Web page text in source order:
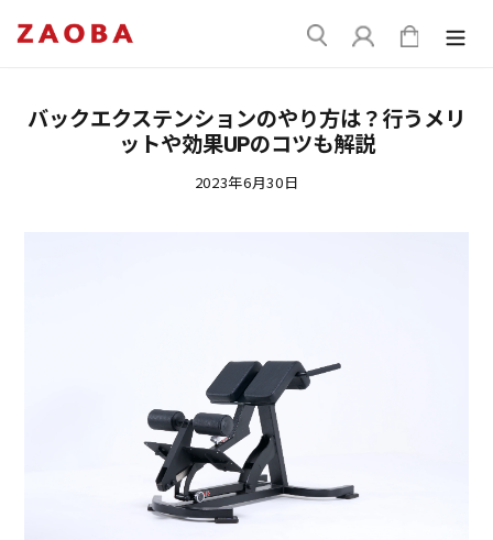
ログインカート
バックエクステンションのやり方は？行うメリ
ットや効果UPのコツも解説
2023年6月30日